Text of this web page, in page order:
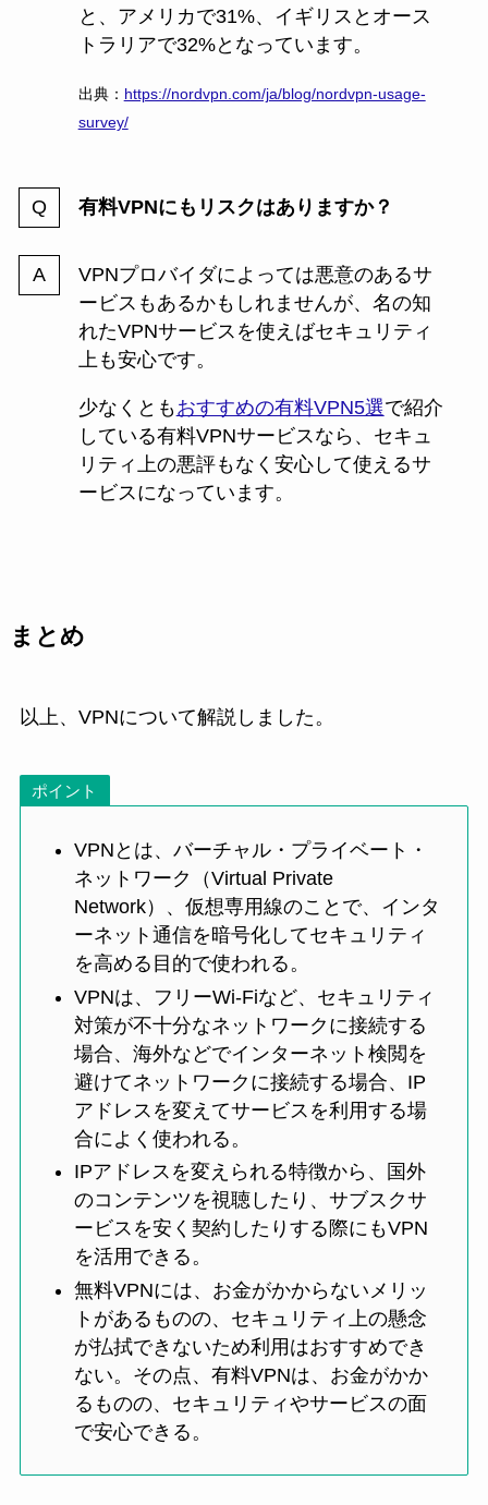
と、アメリカで31%、イギリスとオース
トラリアで32%となっています。
出典： https://nordvpn.com/ja/blog/nordvpn-usage-
survey/
有料VPNにもリスクはありますか？
VPNプロバイダによっては悪意のあるサ
ービスもあるかもしれませんが、名の知
れたVPNサービスを使えばセキュリティ
上も安心です。
少なくともおすすめの有料VPN5選で紹介
している有料VPNサービスなら、セキュ
リティ上の悪評もなく安心して使えるサ
ービスになっています。
まとめ
以上、VPNについて解説しました。
ポイント
VPNとは、バーチャル・プライベート・
ネットワーク（Virtual Private
Network）、仮想専用線のことで、インタ
ーネット通信を暗号化してセキュリティ
を高める目的で使われる。
VPNは、フリーWi-Fiなど、セキュリティ
対策が不十分なネットワークに接続する
場合、海外などでインターネット検閲を
避けてネットワークに接続する場合、IP
アドレスを変えてサービスを利用する場
合によく使われる。
IPアドレスを変えられる特徴から、国外
のコンテンツを視聴したり、サブスクサ
ービスを安く契約したりする際にもVPN
を活用できる。
無料VPNには、お金がかからないメリッ
トがあるものの、セキュリティ上の懸念
が払拭できないため利用はおすすめでき
ない。その点、有料VPNは、お金がかか
るものの、セキュリティやサービスの面
で安心できる。